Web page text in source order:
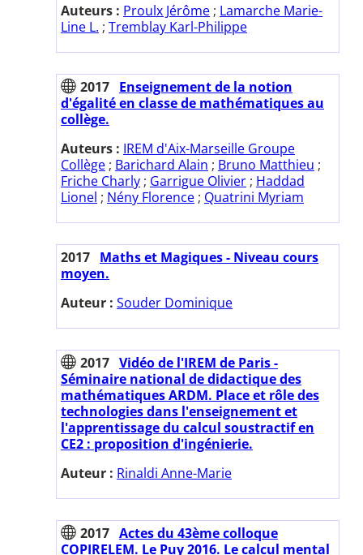
Auteurs : Proulx Jérôme ; Lamarche Marie-
Line L. ; Tremblay Karl-Philippe
2017 Enseignement de la notion
d'égalité en classe de mathématiques au
collège.
Auteurs : IREM d'Aix-Marseille Groupe
Collège ; Barichard Alain ; Bruno Matthieu ;
Friche Charly ; Garrigue Olivier ; Haddad
Lionel ; Nény Florence ; Quatrini Myriam
2017 Maths et Magiques - Niveau cours
moyen.
Auteur : Souder Dominique
2017 Vidéo de l'IREM de Paris -
Séminaire national de didactique des
mathématiques ARDM. Place et rôle des
technologies dans l'enseignement et
l'apprentissage du calcul soustractif en
CE2 : proposition d'ingénierie.
Auteur : Rinaldi Anne-Marie
2017 Actes du 43ème colloque
COPIRELEM. Le Puy 2016. Le calcul mental